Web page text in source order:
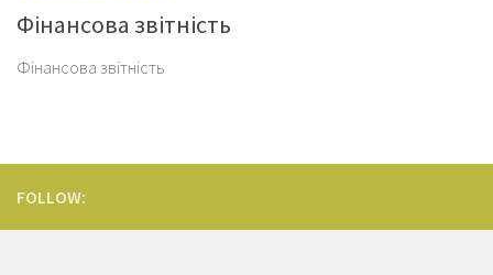
Фінансова звітність
Фінансова звітність
FOLLOW: